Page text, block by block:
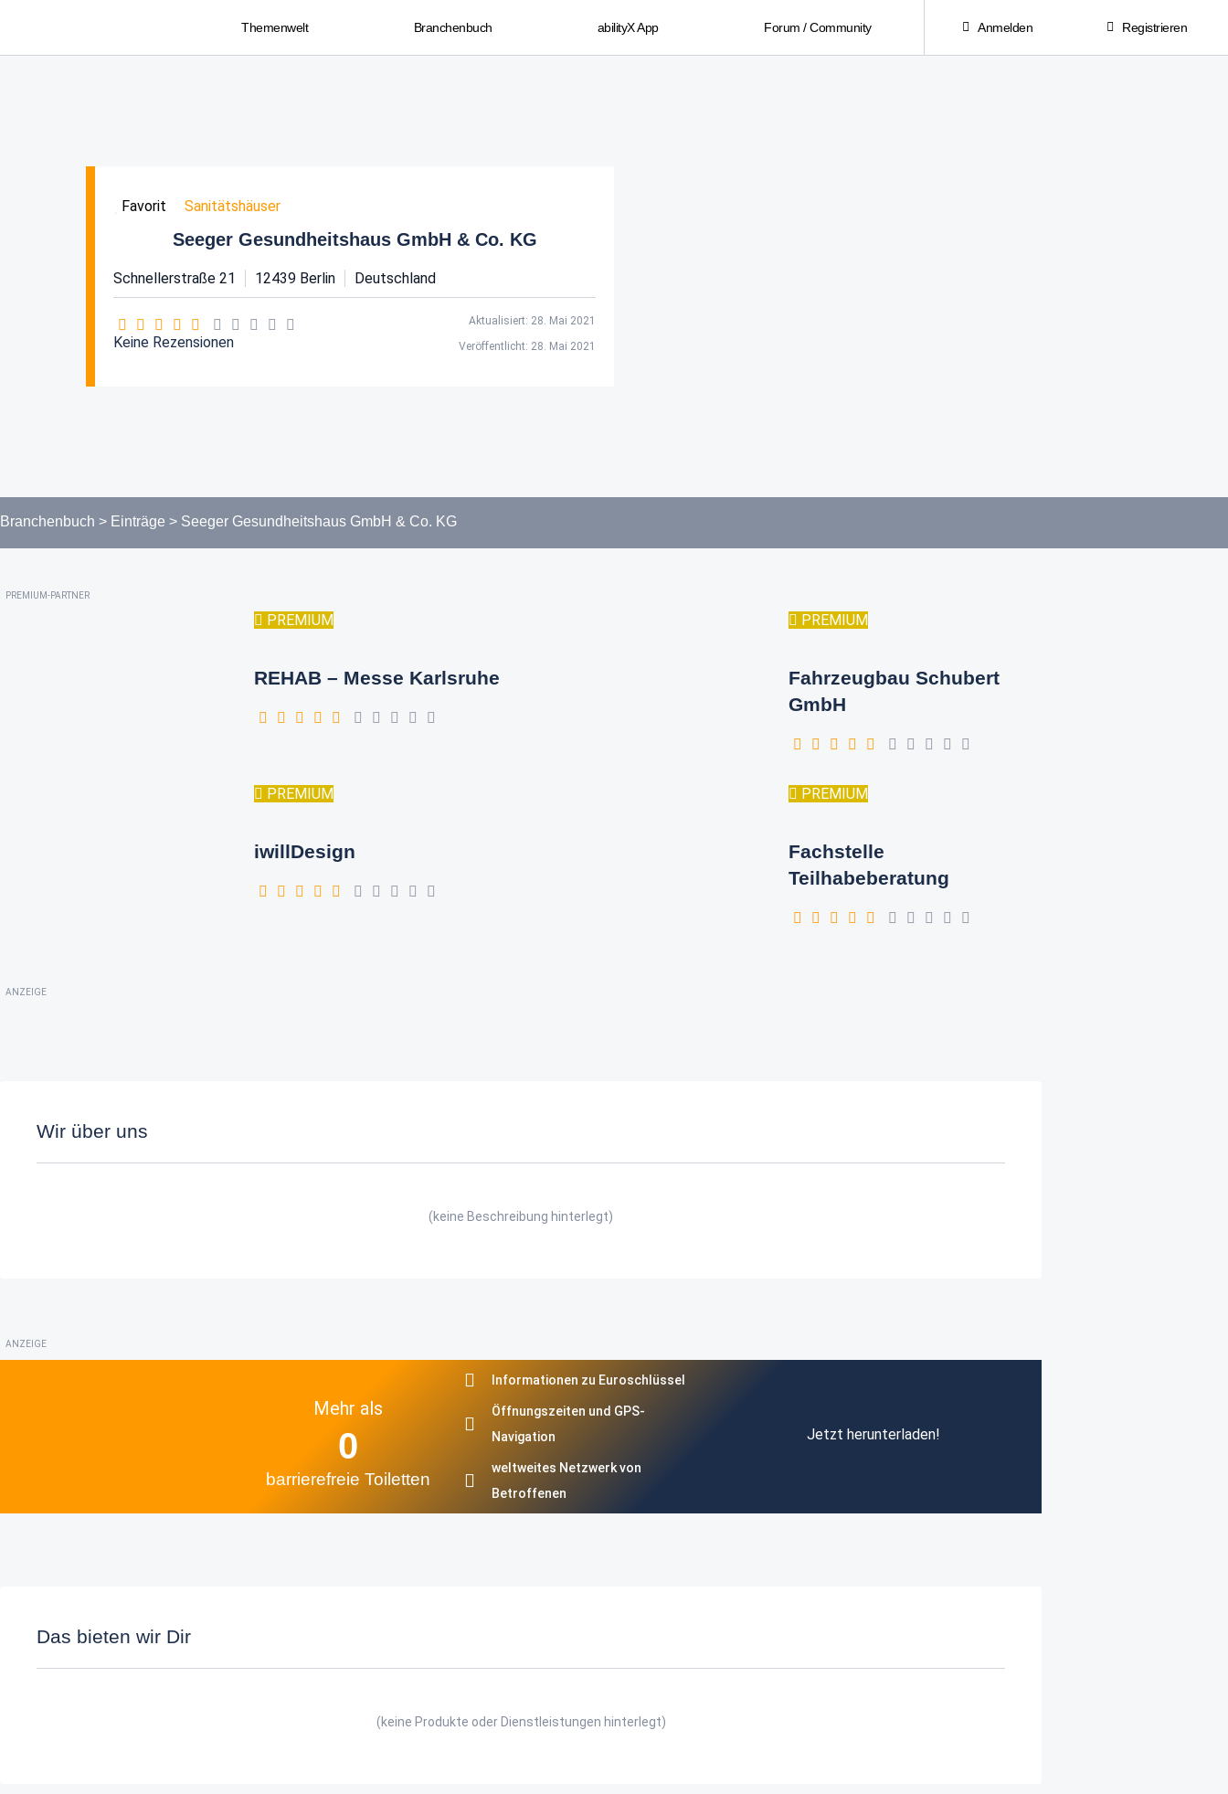
Themenwelt Branchenbuch abilityX App Forum / Community Anmelden Registrieren
Favorit Sanitätshäuser
Seeger Gesundheitshaus GmbH & Co. KG
Schnellerstraße 21 12439 Berlin Deutschland
Keine Rezensionen
Aktualisiert: 28. Mai 2021
Veröffentlicht: 28. Mai 2021
Branchenbuch > Einträge > Seeger Gesundheitshaus GmbH & Co. KG
PREMIUM-PARTNER
PREMIUM
REHAB – Messe Karlsruhe
PREMIUM
Fahrzeugbau Schubert
GmbH
PREMIUM
iwillDesign
PREMIUM
Fachstelle
Teilhabeberatung
ANZEIGE
Wir über uns
(keine Beschreibung hinterlegt)
ANZEIGE
Mehr als
barrierefreie Toiletten
0
Informationen zu Euroschlüssel
Öffnungszeiten und GPS-
Navigation
weltweites Netzwerk von
Betroffenen
Jetzt herunterladen!
Das bieten wir Dir
(keine Produkte oder Dienstleistungen hinterlegt)